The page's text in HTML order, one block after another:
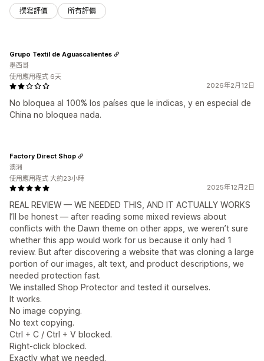
撰寫評價 所有評價
2026年2月12日
No bloquea al 100% los países que le indicas, y en especial de
China no bloquea nada.
Grupo Textil de Aguascalientes
墨西哥
使用應用程式 6天
2025年12月2日
REAL REVIEW — WE NEEDED THIS, AND IT ACTUALLY WORKS
I’ll be honest — after reading some mixed reviews about
conflicts with the Dawn theme on other apps, we weren’t sure
whether this app would work for us because it only had 1
review. But after discovering a website that was cloning a large
portion of our images, alt text, and product descriptions, we
needed protection fast.
We installed Shop Protector and tested it ourselves.
It works.
No image copying.
No text copying.
Ctrl + C / Ctrl + V blocked.
Right-click blocked.
Exactly what we needed.
Factory Direct Shop
澳洲
使用應用程式 大約23小時